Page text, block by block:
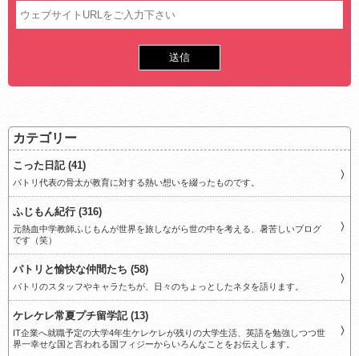
カテゴリー
こった日記 (41)
パトリ代表の骨太が教育に対する熱い想いを綴ったものです。
ふじもん紀行 (316)
元熱血中学教師ふじもんが世界を旅しながら世の中を考える、暑苦しいブログ
です（笑）
パトリと愉快な仲間たち (58)
パトリのスタッフやキャラたちが、日々のちょっとしたネタを語ります。
ケレケレ常夏プチ留学記 (13)
IT企業へ就職予定の大学4年生ケレケレが残りの大学生活、英語を勉強しつつ世
界一幸せな国と言われる国フィジーからいろんなことをお伝えします。